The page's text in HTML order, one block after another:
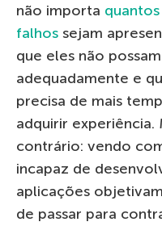
não importa quantos
falhos sejam
que eles não
adequadamente e
precisa de mais
adquirir experiência.
contrário: vendo
incapaz de
aplicações
de passar para